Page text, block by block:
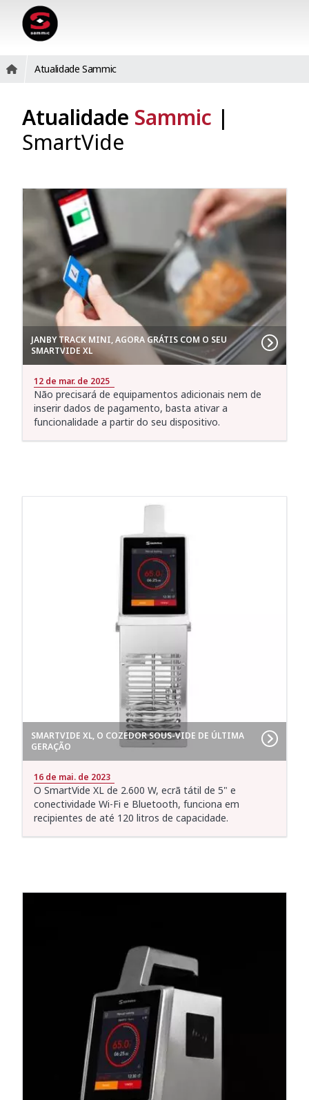
Atualidade Sammic
Atualidade Sammic |
SmartVide
JANBY TRACK MINI, AGORA GRÁTIS COM O SEU
SMARTVIDE XL
12 de mar. de 2025
Não precisará de equipamentos adicionais nem de
inserir dados de pagamento, basta ativar a
funcionalidade a partir do seu dispositivo.
SMARTVIDE XL, O COZEDOR SOUS-VIDE DE ÚLTIMA
GERAÇÃO
16 de mai. de 2023
O SmartVide XL de 2.600 W, ecrã tátil de 5" e
conectividade Wi-Fi e Bluetooth, funciona em
recipientes de até 120 litros de capacidade.